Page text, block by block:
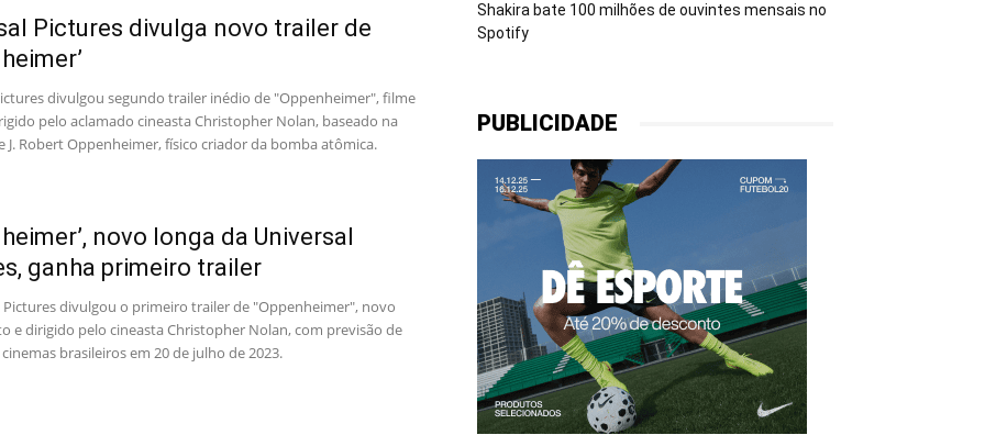
Pictures divulga novo trailer de
divulgou segundo trailer inédio de "Oppenheimer", filme
pelo aclamado cineasta Christopher Nolan, baseado na
J. Robert Oppenheimer, físico criador da bomba atômica.
novo longa da Universal
ganha primeiro trailer
Pictures divulgou o primeiro trailer de "Oppenheimer", novo
e dirigido pelo cineasta Christopher Nolan, com previsão de
brasileiros em 20 de julho de 2023.
Shakira bate 100 milhões de ouvintes mensais no
Spotify
PUBLICIDADE